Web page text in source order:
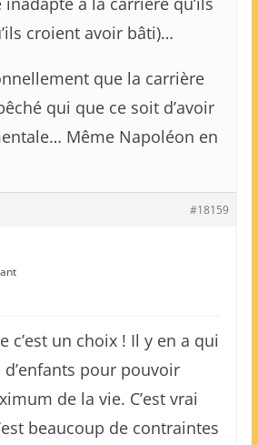
croient avoir bâti)…
que la carrière
qui que ce soit d’avoir
Même Napoléon en
#18159
c’est un choix ! Il y en a qui
pour pouvoir
de la vie. C’est vrai
beaucoup de contraintes